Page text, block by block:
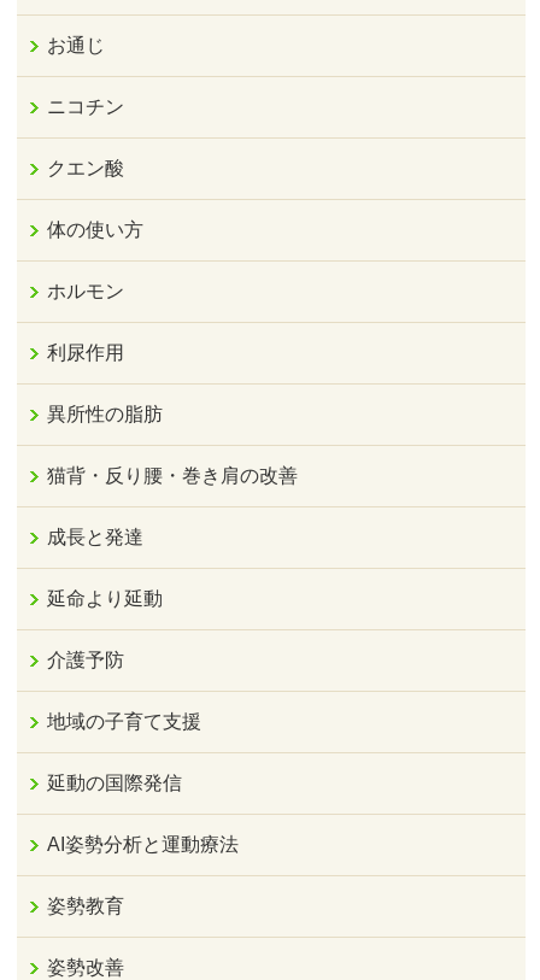
お通じ
ニコチン
クエン酸
体の使い方
ホルモン
利尿作用
異所性の脂肪
猫背・反り腰・巻き肩の改善
成長と発達
延命より延動
介護予防
地域の子育て支援
延動の国際発信
AI姿勢分析と運動療法
姿勢教育
姿勢改善